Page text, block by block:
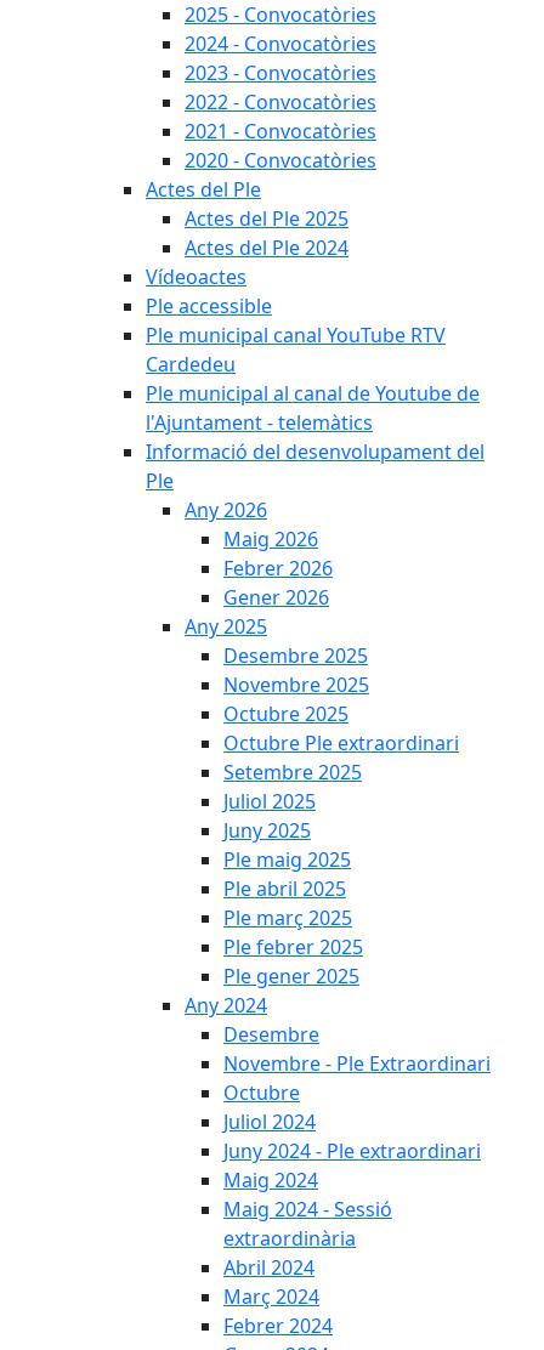
2025 - Convocatòries
2024 - Convocatòries
2023 - Convocatòries
2022 - Convocatòries
2021 - Convocatòries
2020 - Convocatòries
Actes del Ple
Actes del Ple 2025
Actes del Ple 2024
Vídeoactes
Ple accessible
Ple municipal canal YouTube RTV
Cardedeu
Ple municipal al canal de Youtube de
l'Ajuntament - telemàtics
Informació del desenvolupament del
Ple
Any 2026
Maig 2026
Febrer 2026
Gener 2026
Any 2025
Desembre 2025
Novembre 2025
Octubre 2025
Octubre Ple extraordinari
Setembre 2025
Juliol 2025
Juny 2025
Ple maig 2025
Ple abril 2025
Ple març 2025
Ple febrer 2025
Ple gener 2025
Any 2024
Desembre
Novembre - Ple Extraordinari
Octubre
Juliol 2024
Juny 2024 - Ple extraordinari
Maig 2024
Maig 2024 - Sessió
extraordinària
Abril 2024
Març 2024
Febrer 2024